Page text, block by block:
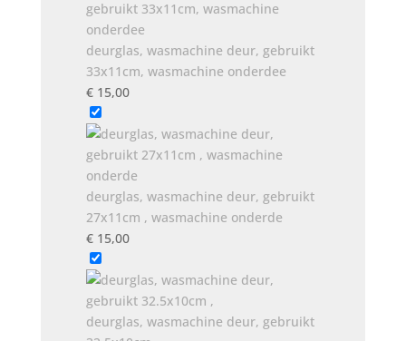
deurglas, wasmachine deur, gebruikt
33x11cm, wasmachine onderdee
€15,00
deurglas, wasmachine deur, gebruikt
27x11cm , wasmachine onderde
€15,00
deurglas, wasmachine deur, gebruikt